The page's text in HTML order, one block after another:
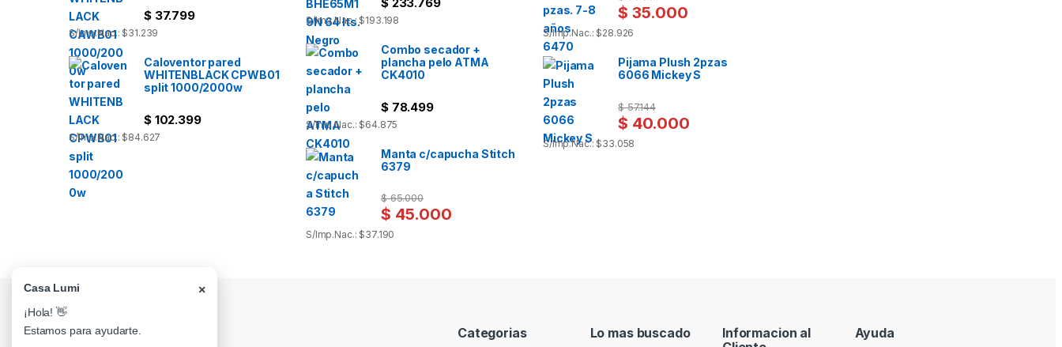
$37.799
S/Imp.Nac.: $31.239
Caloventor pared
WHITENBLACK CPWB01
split 1000/2000w
$102.399
S/Imp.Nac.: $84.627
$233.769
S/Imp.Nac.: $193.198
Combo secador +
plancha pelo ATMA
CK4010
$78.499
S/Imp.Nac.: $64.875
Manta c/capucha Stitch
6379
$ 45.000
$65.000
S/Imp.Nac.: $37.190
$ 35.000
S/Imp.Nac.: $28.926
Pijama Plush 2pzas
6066 Mickey S
$ 40.000
$57.144
S/Imp.Nac.: $33.058
Categorias Lo mas buscado
Informacion al
Ayuda
Casa Lumi ×
¡Hola! 👋
Estamos para ayudarte.